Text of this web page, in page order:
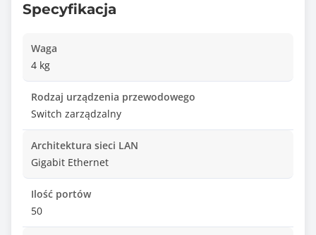
Specyfikacja
Waga
4 kg
Rodzaj urządzenia przewodowego
Switch zarządzalny
Architektura sieci LAN
Gigabit Ethernet
Ilość portów
50